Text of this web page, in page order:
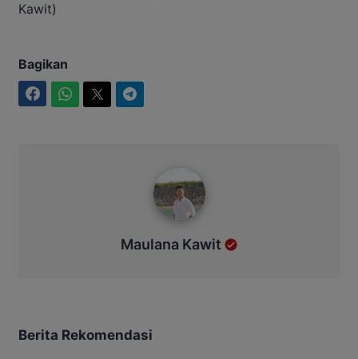
Kawit)
Bagikan
Maulana Kawit
Berita Rekomendasi